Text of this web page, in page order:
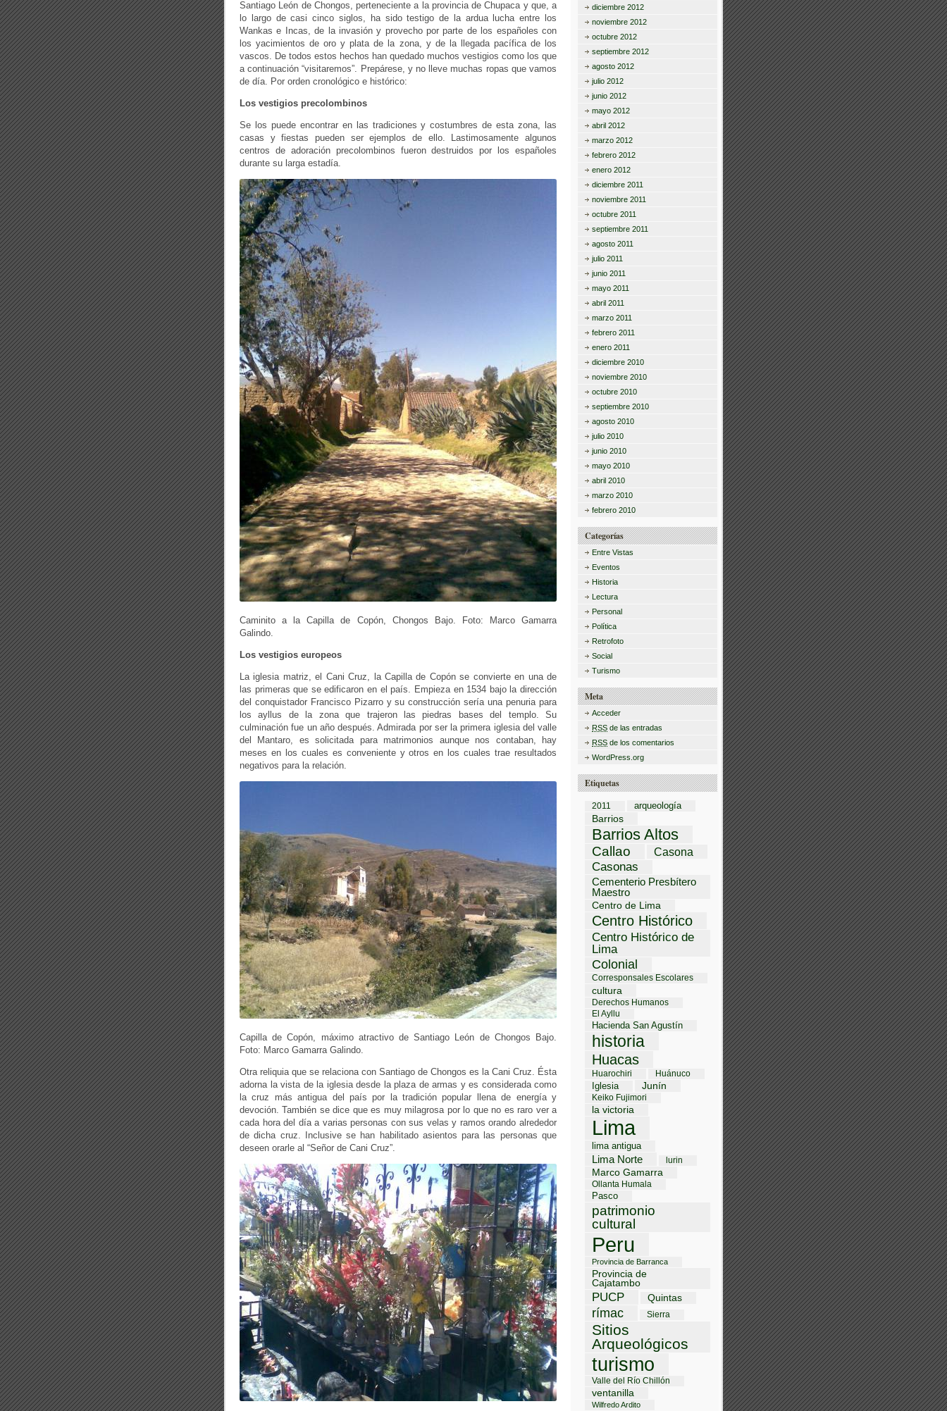
Santiago León de Chongos, perteneciente a la provincia de Chupaca y que, a
lo largo de casi cinco siglos, ha sido testigo de la ardua lucha entre los
Wankas e Incas, de la invasión y provecho por parte de los españoles con
los yacimientos de oro y plata de la zona, y de la llegada pacífica de los
vascos. De todos estos hechos han quedado muchos vestigios como los que
a continuación “visitaremos”. Prepárese, y no lleve muchas ropas que vamos
de día. Por orden cronológico e histórico:
Los vestigios precolombinos
Se los puede encontrar en las tradiciones y costumbres de esta zona, las
casas y fiestas pueden ser ejemplos de ello. Lastimosamente algunos
centros de adoración precolombinos fueron destruidos por los españoles
durante su larga estadía.
Caminito a la Capilla de Copón, Chongos Bajo. Foto: Marco Gamarra
Galindo.
Los vestigios europeos
La iglesia matriz, el Cani Cruz, la Capilla de Copón se convierte en una de
las primeras que se edificaron en el país. Empieza en 1534 bajo la dirección
del conquistador Francisco Pizarro y su construcción sería una penuria para
los ayllus de la zona que trajeron las piedras bases del templo. Su
culminación fue un año después. Admirada por ser la primera iglesia del valle
del Mantaro, es solicitada para matrimonios aunque nos contaban, hay
meses en los cuales es conveniente y otros en los cuales trae resultados
negativos para la relación.
Capilla de Copón, máximo atractivo de Santiago León de Chongos Bajo.
Foto: Marco Gamarra Galindo.
Otra reliquia que se relaciona con Santiago de Chongos es la Cani Cruz. Ésta
adorna la vista de la iglesia desde la plaza de armas y es considerada como
la cruz más antigua del país por la tradición popular llena de energía y
devoción. También se dice que es muy milagrosa por lo que no es raro ver a
cada hora del día a varias personas con sus velas y ramos orando alrededor
de dicha cruz. Inclusive se han habilitado asientos para las personas que
deseen orarle al “Señor de Cani Cruz”.
diciembre 2012
noviembre 2012
octubre 2012
septiembre 2012
agosto 2012
julio 2012
junio 2012
mayo 2012
abril 2012
marzo 2012
febrero 2012
enero 2012
diciembre 2011
noviembre 2011
octubre 2011
septiembre 2011
agosto 2011
julio 2011
junio 2011
mayo 2011
abril 2011
marzo 2011
febrero 2011
enero 2011
diciembre 2010
noviembre 2010
octubre 2010
septiembre 2010
agosto 2010
julio 2010
junio 2010
mayo 2010
abril 2010
marzo 2010
febrero 2010
Categorías
Entre Vistas
Eventos
Historia
Lectura
Personal
Política
Retrofoto
Social
Turismo
Meta
Acceder
RSS de las entradas
RSS de los comentarios
WordPress.org
Etiquetas
2011 arqueología
Barrios
Barrios Altos
Callao Casona
Casonas
Cementerio Presbítero
Maestro
Centro de Lima
Centro Histórico
Centro Histórico de
Lima
Colonial
Corresponsales Escolares
cultura
Derechos Humanos
El Ayllu
Hacienda San Agustín
historia
Huacas
Huarochiri Huánuco
Iglesia Junín
Keiko Fujimori
la victoria
Lima
lima antigua
Lima Norte lurin
Marco Gamarra
Ollanta Humala
Pasco
patrimonio
cultural
Peru
Provincia de Barranca
Provincia de
Cajatambo
PUCP Quintas
rímac Sierra
Sitios
Arqueológicos
turismo
Valle del Río Chillón
ventanilla
Wilfredo Ardito